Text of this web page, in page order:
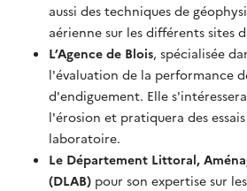
aussi des techniques de
aérienne sur les différents sites
L’Agence de Blois, spécialisée
l'évaluation de la performance
d'endiguement. Elle
l'érosion et pratiquera des
laboratoire.
Le Département Littoral,
(DLAB) pour son expertise sur les